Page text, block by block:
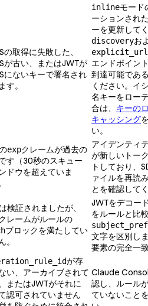
の取得に失敗した、
が古い、またはJWTが
にないキーで署名され
す。
inlineモード
ーションされ
ーを更新して
discoveryお
explicit_url
エンドポイン
到達可能であ
ください。イ
名キーをロー
合は、 キーの
キャッシング
い。
expクレームが過去の
す（30秒のスキュー
ドウを超えていま
アイデンティ
が新しいトー
トしており、
ァイルを再読
とを確認して
検証されましたが、
レームがルールの
ブロックを満たしてい
。
JWTをデコー
をルールと比
文字を区別し
要素の完全一
が存
い、アーカイブされて
またはJWTがそれに
認可されていません
Claude
認し、ルール
ていないこと